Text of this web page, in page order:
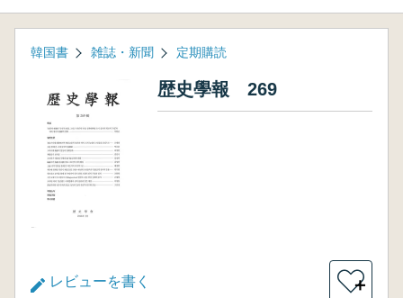
韓国書 雑誌・新聞 定期購読
歴史學報 269
レビューを書く ＋